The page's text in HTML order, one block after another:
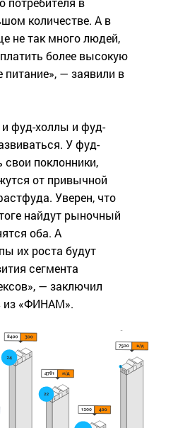
количестве. А в
не так много людей,
более высокую
питание», — заявили в
фуд-холлы и фуд-
У фуд-
свои поклонники,
от привычной
Уверен, что
найдут рыночный
оба. А
их роста будут
сегмента
— заключил
из «ФИНАМ».